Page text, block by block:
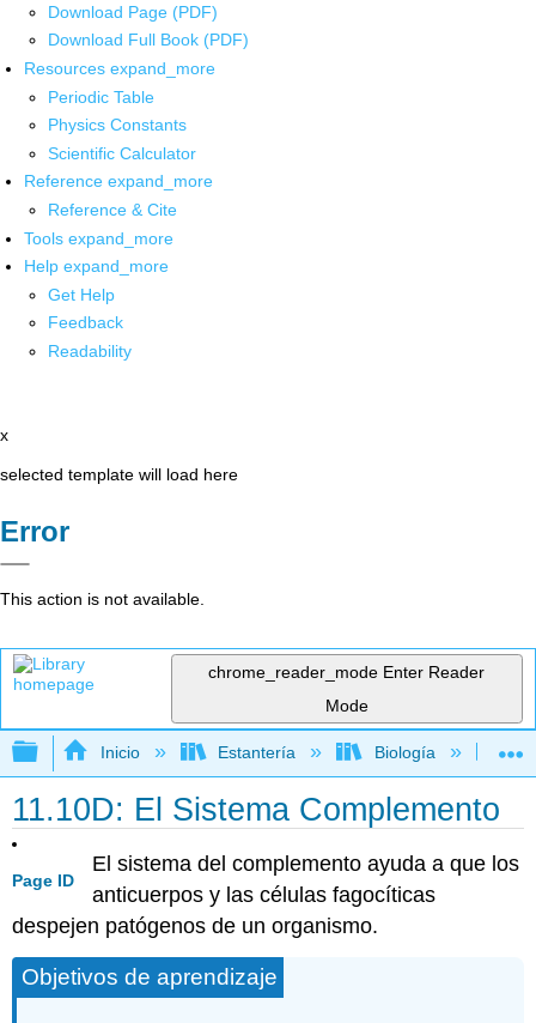
Download Page (PDF)
Download Full Book (PDF)
Resources expand_more
Periodic Table
Physics Constants
Scientific Calculator
Reference expand_more
Reference & Cite
Tools expand_more
Help expand_more
Get Help
Feedback
Readability
x
selected template will load here
Error
This action is not available.
chrome_reader_mode Enter Reader
Mode
Expandir/contraer jerarquía global
Inicio Estantería Biología
11.10D: El Sistema Complemento
Page ID
El sistema del complemento ayuda a que los
anticuerpos y las células fagocíticas
despejen patógenos de un organismo.
Objetivos de aprendizaje